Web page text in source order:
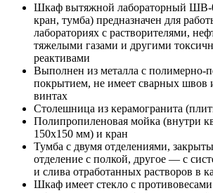
Шкаф вытяжной лабораторный
кран, тумба) предназначен для
лабораториях с растворителями,
тяжелыми газами и другими
реактивами
Выполнен из металла с полимерно-
покрытием, не имеет сварных швов
винтах
Столешница из керамогранита
Полипропиленовая мойка (внутри
150х150 мм) и кран
Тумба с двумя отделениями,
отделение с полкой, другое — с
и слива отработанных растворов в
Шкаф имеет стекло с